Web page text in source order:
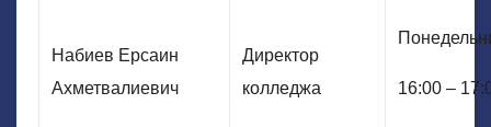
Набиев Ерсаин
Ахметвалиевич
Директор
колледжа
16:00 –